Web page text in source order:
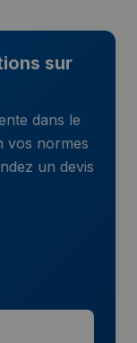
sur
dans le
vos normes
un devis